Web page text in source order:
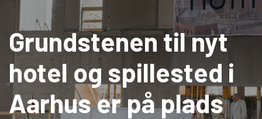
Grundstenen til nyt
hotel og spillested i
Aarhus er på plads